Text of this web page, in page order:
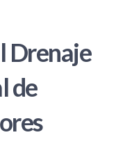
Drenaje
de